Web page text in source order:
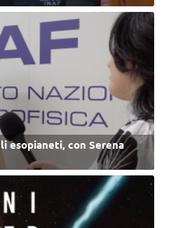
esopianeti, con Serena